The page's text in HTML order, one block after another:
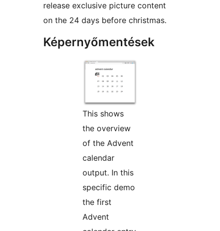
release exclusive picture content
on the 24 days before christmas.
Képernyőmentések
This shows
the overview
of the Advent
calendar
output. In this
specific demo
the first
Advent